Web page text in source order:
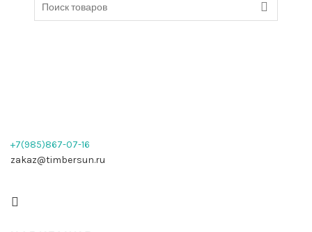
+7(985)867-07-16
zakaz@timbersun.ru